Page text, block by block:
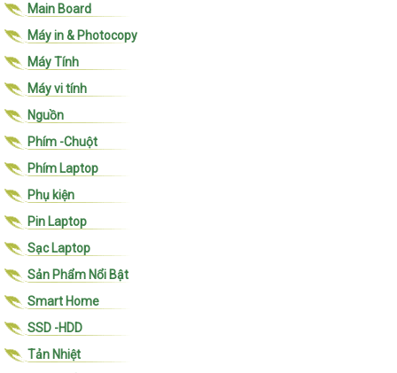
Main Board
Máy in & Photocopy
Máy Tính
Máy vi tính
Nguồn
Phím -Chuột
Phím Laptop
Phụ kiện
Pin Laptop
Sạc Laptop
Sản Phẩm Nổi Bật
Smart Home
SSD -HDD
Tản Nhiệt